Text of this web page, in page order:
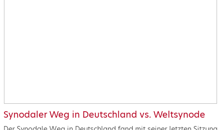
Synodaler Weg in Deutschland vs. Weltsynode